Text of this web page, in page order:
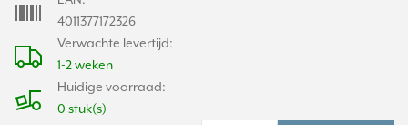
Verwachte levertijd:
1-2 weken
Huidige voorraad:
0 stuk(s)
4011377172326